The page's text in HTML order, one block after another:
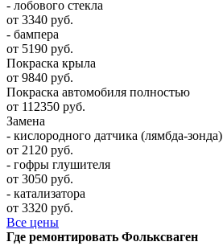
- лобового стекла
от 3340 руб.
- бампера
от 5190 руб.
Покраска крыла
от 9840 руб.
Покраска автомобиля полностью
от 112350 руб.
Замена
- кислородного датчика (лямбда-зонда)
от 2120 руб.
- гофры глушителя
от 3050 руб.
- катализатора
от 3320 руб.
Все цены
Где ремонтировать Фолькcваген